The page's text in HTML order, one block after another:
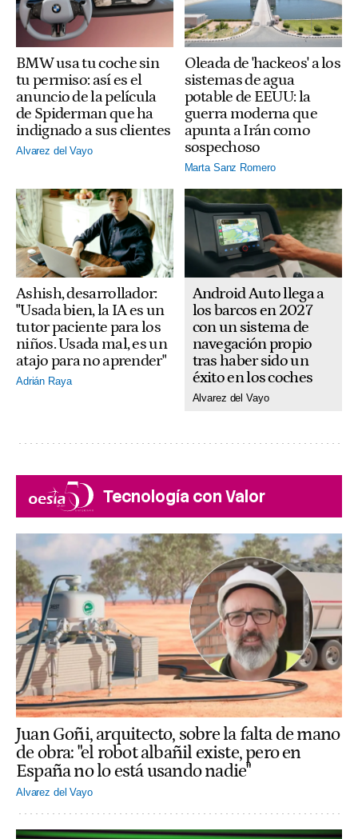
BMW usa tu coche sin
tu permiso: así es el
anuncio de la película
de Spiderman que ha
indignado a sus clientes
Alvarez del Vayo
Oleada de 'hackeos' a los
sistemas de agua
potable de EEUU: la
guerra moderna que
apunta a Irán como
sospechoso
Marta Sanz Romero
Ashish, desarrollador:
"Usada bien, la IA es un
tutor paciente para los
niños. Usada mal, es un
atajo para no aprender"
Adrián Raya
Android Auto llega a
los barcos en 2027
con un sistema de
navegación propio
tras haber sido un
éxito en los coches
Alvarez del Vayo
Tecnología con Valor
Juan Goñi, arquitecto, sobre la falta de mano
de obra: "el robot albañil existe, pero en
España no lo está usando nadie"
Alvarez del Vayo